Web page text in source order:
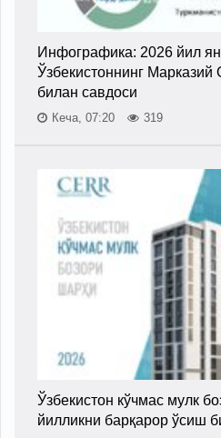
Инфографика: 2026 йил
Ўзбекистоннинг Марказий
билан савдоси
Кеча, 07:20 319
Ўзбекистон кўчмас мулк
йилликни барқарор ўсиш